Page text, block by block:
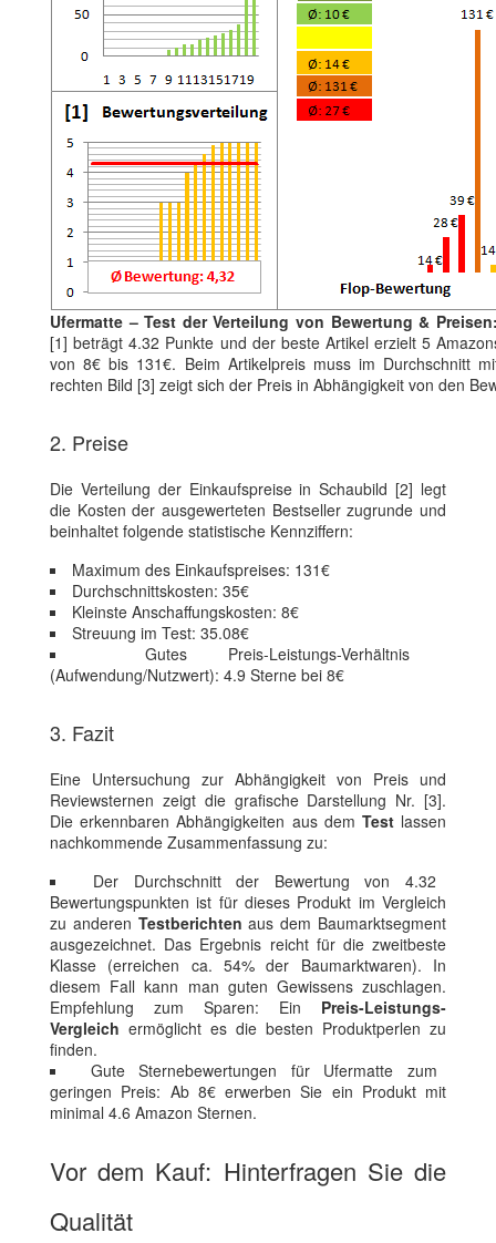
Ufermatte – Test der Verteilung von Bewertung &
[1] beträgt 4.32 Punkte und der beste Artikel erzielt 5
von 8€ bis 131€. Beim Artikelpreis muss im Durchschnitt
rechten Bild [3] zeigt sich der Preis in Abhängigkeit von den
2. Preise
Die Verteilung der Einkaufspreise in Schaubild [2] legt
die Kosten der ausgewerteten Bestseller zugrunde und
beinhaltet folgende statistische Kennziffern:
Maximum des Einkaufspreises: 131€
Durchschnittskosten: 35€
Kleinste Anschaffungskosten: 8€
Streuung im Test: 35.08€
Gutes Preis-Leistungs-Verhältnis
(Aufwendung/Nutzwert): 4.9 Sterne bei 8€
3. Fazit
Eine Untersuchung zur Abhängigkeit von Preis und
Reviewsternen zeigt die grafische Darstellung Nr. [3].
Die erkennbaren Abhängigkeiten aus dem Testlassen
nachkommende Zusammenfassung zu:
Der Durchschnitt der Bewertung von 4.32
Bewertungspunkten ist für dieses Produkt im Vergleich
zu anderen Testberichten aus dem Baumarktsegment
ausgezeichnet. Das Ergebnis reicht für die zweitbeste
Klasse (erreichen ca. 54% der Baumarktwaren). In
diesem Fall kann man guten Gewissens zuschlagen.
Empfehlung zum Sparen: Ein Preis-Leistungs-
Vergleich ermöglicht es die besten Produktperlen zu
finden.
Gute Sternebewertungen für Ufermatte zum
geringen Preis: Ab 8€ erwerben Sie ein Produkt mit
minimal 4.6 Amazon Sternen.
Vor dem Kauf: Hinterfragen Sie die
Qualität